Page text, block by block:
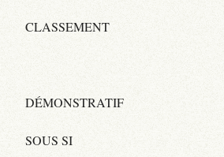
CLASSEMENT
DÉMONSTRATIF
SOUS SI